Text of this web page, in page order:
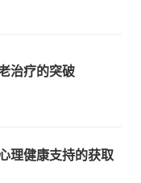
治疗的突破
理健康支持的获取